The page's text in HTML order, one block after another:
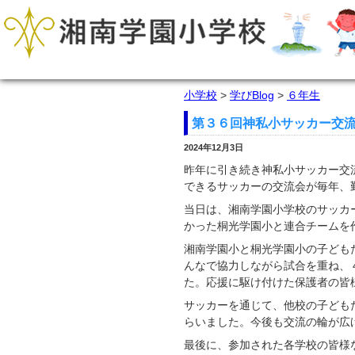
小学校 > 学びBlog > ６年生
第３６回神私小サッカー交
2024年12月3日
昨年に引き続き神私小サッカー
できるサッカーの交流会が毎年
当日は、湘南学園小学校のサッ
かった桐光学園小と連合チームを
湘南学園小と桐光学園小の子ど
んなで協力しながら試合を重ね
た。応援に駆け付けた保護者の
サッカーを通じて、他校の子ど
らいました。今後も交流の輪が
最後に、参加された各学校の皆